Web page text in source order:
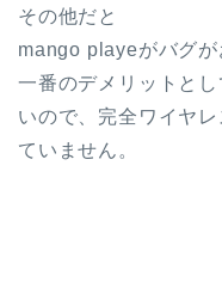
その他だと
mango playeがバグが
一番のデメリットと
いので、完全ワイヤ
ていません。